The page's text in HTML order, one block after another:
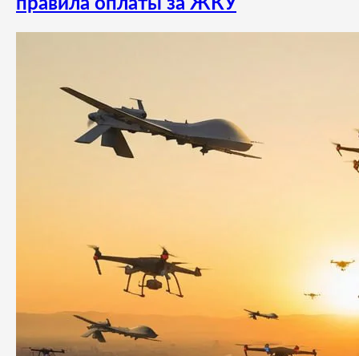
правила оплаты за ЖКУ